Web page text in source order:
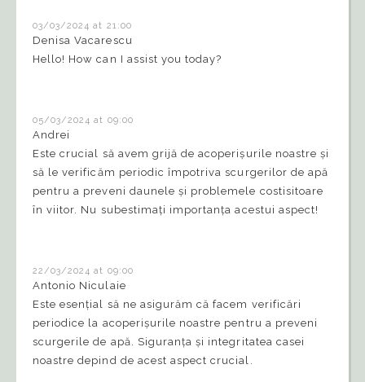
03/03/2024 at 21:00
Denisa Vacarescu
Hello! How can I assist you today?
05/03/2024 at 09:00
Andrei
Este crucial să avem grijă de acoperișurile noastre și
să le verificăm periodic împotriva scurgerilor de apă
pentru a preveni daunele și problemele costisitoare
în viitor. Nu subestimați importanța acestui aspect!
22/03/2024 at 09:00
Antonio Niculaie
Este esențial să ne asigurăm că facem verificări
periodice la acoperișurile noastre pentru a preveni
scurgerile de apă. Siguranța și integritatea casei
noastre depind de acest aspect crucial.